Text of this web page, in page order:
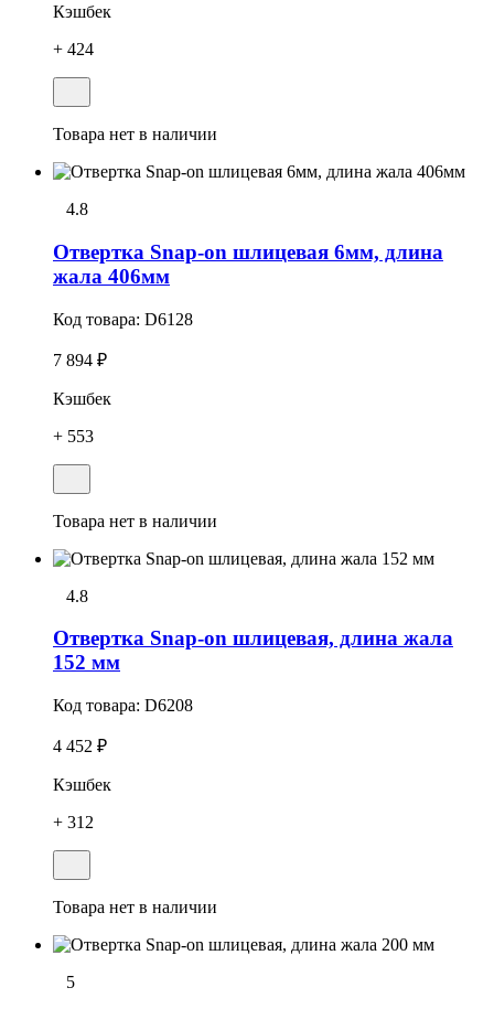
Кэшбек
+ 424
Товара нет в наличии
4.8
Отвеpтка Snap-on шлицевая 6мм, длина
жала 406мм
Код товара: D6128
7 894 ₽
Кэшбек
+ 553
Товара нет в наличии
4.8
Отвеpтка Snap-on шлицевая, длина жала
152 мм
Код товара: D6208
4 452 ₽
Кэшбек
+ 312
Товара нет в наличии
5